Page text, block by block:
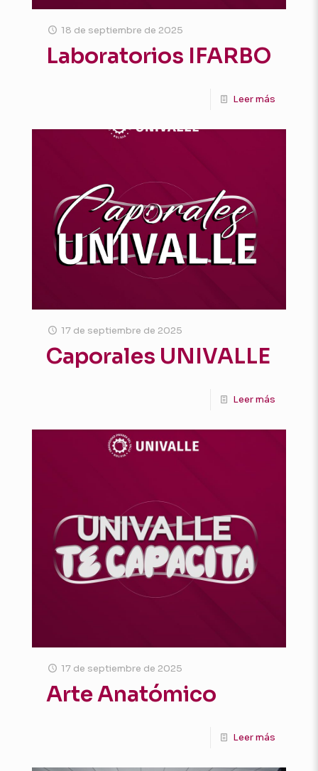
18 de septiembre de 2025
Laboratorios IFARBO
Leer más
17 de septiembre de 2025
Caporales UNIVALLE
Leer más
17 de septiembre de 2025
Arte Anatómico
Leer más